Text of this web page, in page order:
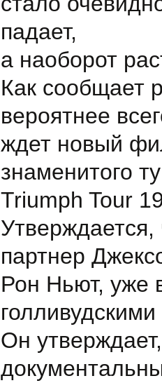
падает,
а наоборот
Как сообщает
вероятнее
ждет новый
знаменитого
Triumph Tour
партнер
Рон Ньют, уже
Он